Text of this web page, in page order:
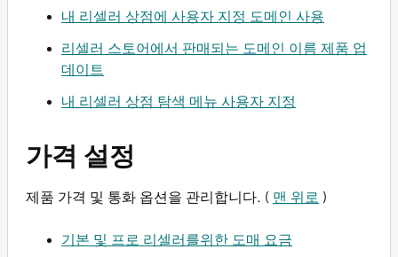
내 리셀러 상점에 사용자 지정 도메인 사용
리셀러 스토어에서 판매되는 도메인 이름 제품 업
데이트
내 리셀러 상점 탐색 메뉴 사용자 지정
가격 설정
제품 가격 및 통화 옵션을 관리합니다. ( 맨 위로 )
기본 및 프로 리셀러를위한 도매 요금